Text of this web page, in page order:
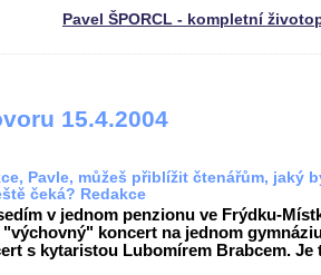
Pavel ŠPORCL - kompletní
15.4.2004
Pavle, můžeš přiblížit čtenářům, jaký
čeká? Redakce
v jednom penzionu ve Frýdku-
"výchovný" koncert na jednom
s kytaristou Lubomírem Brabcem. Je